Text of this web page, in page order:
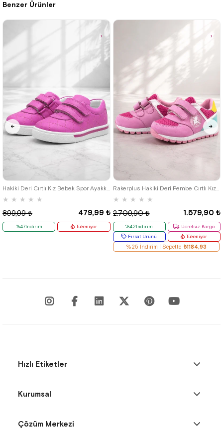
%42İndirim
Ücretsiz
%42İndirim
Ücretsiz
Benzer Ürünler
★ ★ ★ ★ ★
479,99 ₺
899,99 ₺
%47İndirim Tükeniyor
23
Rakerplus Hakiki Deri Pembe Cırtlı Kız Bebek Spor Ayakkabı
★ ★ ★ ★ ★
1.579,90 ₺
2.709,90 ₺
%42İndirim
Ücretsiz Kargo
Fırsat Ürünü
Tükeniyor
%25 İndirim | Sepette ₺1184,93
19 22
Hızlı Etiketler
Kurumsal
Çözüm Merkezi